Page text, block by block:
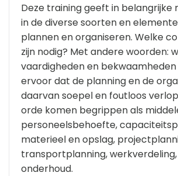
Deze training geeft in belangrijke
in de diverse soorten en
plannen en organiseren. Welke
zijn nodig? Met andere woorden:
vaardigheden en
ervoor dat de planning en de
daarvan soepel en foutloos
orde komen begrippen als
personeelsbehoefte,
materieel en opslag,
transportplanning,
onderhoud.